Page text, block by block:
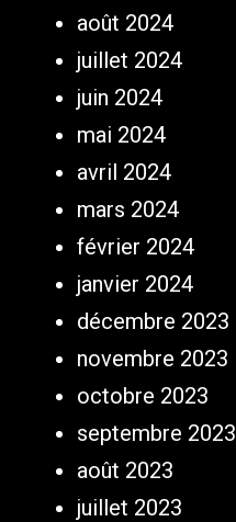
août 2024
juillet 2024
juin 2024
mai 2024
avril 2024
mars 2024
février 2024
janvier 2024
décembre 2023
novembre 2023
octobre 2023
septembre 2023
août 2023
juillet 2023